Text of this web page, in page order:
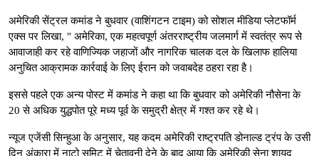
अमेरिकी सेंट्रल कमांड ने बुधवार (वाशिंगटन टाइम) को सोशल मीडिया प्लेटफॉर्म
एक्स पर लिखा, " अमेरिका, एक महत्वपूर्ण अंतरराष्ट्रीय जलमार्ग में स्वतंत्र रूप से
आवाजाही कर रहे वाणिज्यिक जहाजों और नागरिक चालक दल के खिलाफ हालिया
अनुचित आक्रामक कार्रवाई के लिए ईरान को जवाबदेह ठहरा रहा है।
इससे पहले एक अन्य पोस्ट में कमांड ने कहा था कि बुधवार को अमेरिकी नौसेना के
20 से अधिक युद्धपोत पूरे मध्य पूर्व के समुद्री क्षेत्र में गश्त कर रहे थे।
न्यूज एजेंसी सिन्हुआ के अनुसार, यह कदम अमेरिकी राष्ट्रपति डोनाल्ड ट्रंप के उसी
दिन अंकारा में नाटो समिट में चेतावनी देने के बाद आया कि अमेरिकी सेना शायद